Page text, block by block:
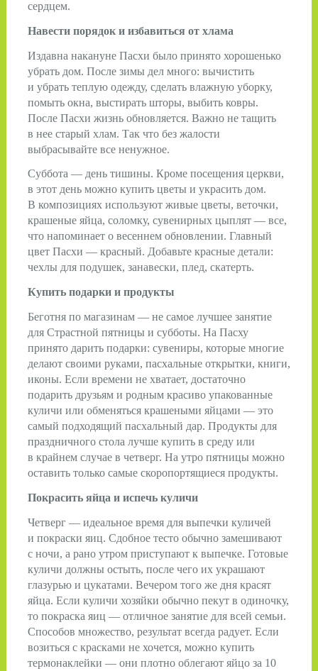
сердцем.
Навести порядок и избавиться от хлама
Издавна накануне Пасхи было принято хорошенько
убрать дом. После зимы дел много: вычистить
и убрать теплую одежду, сделать влажную уборку,
помыть окна, выстирать шторы, выбить ковры.
После Пасхи жизнь обновляется. Важно не тащить
в нее старый хлам. Так что без жалости
выбрасывайте все ненужное.
Суббота — день тишины. Кроме посещения церкви,
в этот день можно купить цветы и украсить дом.
В композициях используют живые цветы, веточки,
крашеные яйца, соломку, сувенирных цыплят — все,
что напоминает о весеннем обновлении. Главный
цвет Пасхи — красный. Добавьте красные детали:
чехлы для подушек, занавески, плед, скатерть.
Купить подарки и продукты
Беготня по магазинам — не самое лучшее занятие
для Страстной пятницы и субботы. На Пасху
принято дарить подарки: сувениры, которые многие
делают своими руками, пасхальные открытки, книги,
иконы. Если времени не хватает, достаточно
подарить друзьям и родным красиво упакованные
куличи или обменяться крашеными яйцами — это
самый подходящий пасхальный дар. Продукты для
праздничного стола лучше купить в среду или
в крайнем случае в четверг. На утро пятницы можно
оставить только самые скоропортящиеся продукты.
Покрасить яйца и испечь куличи
Четверг — идеальное время для выпечки куличей
и покраски яиц. Сдобное тесто обычно замешивают
с ночи, а рано утром приступают к выпечке. Готовые
куличи должны остыть, после чего их украшают
глазурью и цукатами. Вечером того же дня красят
яйца. Если куличи хозяйки обычно пекут в одиночку,
то покраска яиц — отличное занятие для всей семьи.
Способов множество, результат всегда радует. Если
возиться с красками не хочется, можно купить
термонаклейки — они плотно облегают яйцо за 10